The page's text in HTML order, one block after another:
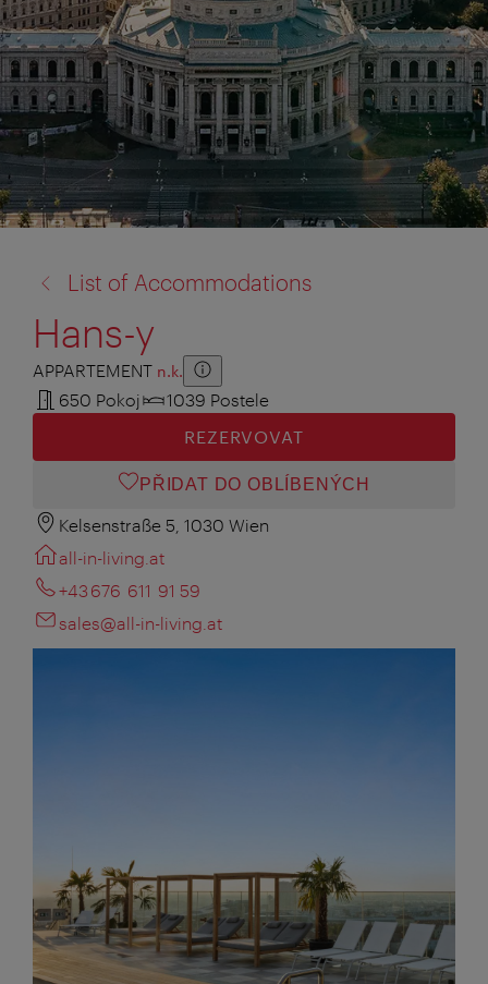
na:
List of Accommodations
Hans-y
APPARTEMENT n.k.
Zusatzinformation anzeigen
Zusatzinformation ausblenden
650 Pokoj
1039 Postele
REZERVOVAT
PŘIDAT DO OBLÍBENÝCH
Kelsenstraße 5, 1030 Wien
all-in-living.at
+43 676 611 91 59
sales@all-in-living.at